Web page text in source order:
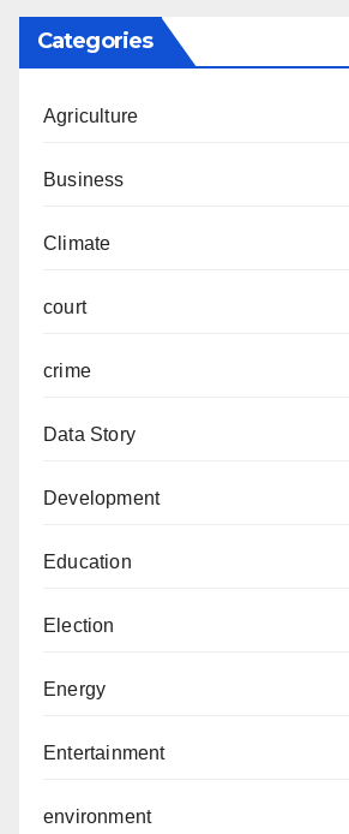
Categories
Agriculture
Business
Climate
court
crime
Data Story
Development
Education
Election
Energy
Entertainment
environment